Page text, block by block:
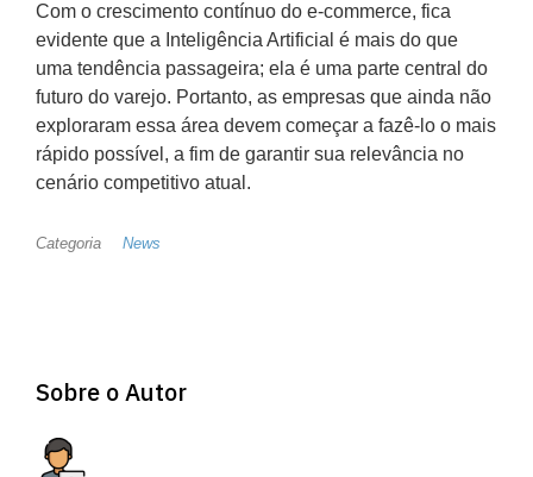
Com o crescimento contínuo do e-commerce, fica
evidente que a Inteligência Artificial é mais do que
uma tendência passageira; ela é uma parte central do
futuro do varejo. Portanto, as empresas que ainda não
exploraram essa área devem começar a fazê-lo o mais
rápido possível, a fim de garantir sua relevância no
cenário competitivo atual.
Categoria News
Sobre o Autor